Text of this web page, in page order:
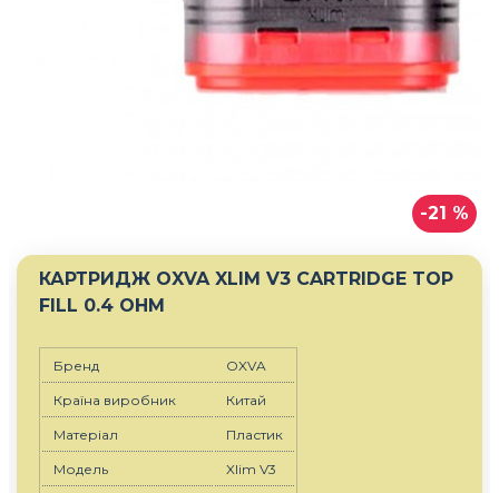
-21 %
КАРТРИДЖ OXVA XLIM V3 CARTRIDGE TOP
FILL 0.4 OHM
Бренд OXVA
Країна виробник Китай
Матеріал Пластик
Модель Xlim V3